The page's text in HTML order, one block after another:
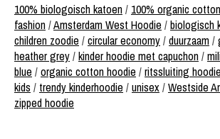
100% biologoisch katoen/ 100% organic cotton
fashion/Amsterdam West Hoodie /biologisch
children zoodie /circular economy/duurzaam/
heather grey/kinder hoodie met capuchon/
blue /organic cotton hoodie /ritssluiting hoodie
kids / trendy kinderhoodie /unisex/Westside
zipped hoodie